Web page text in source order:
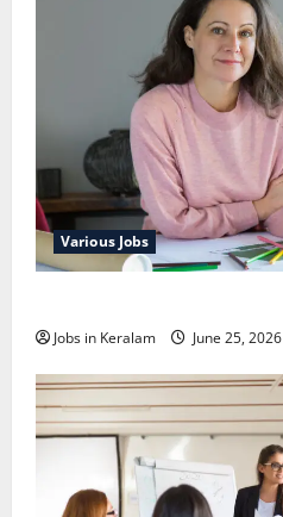
Various Jobs
Jobs in Keralam June 25, 2026